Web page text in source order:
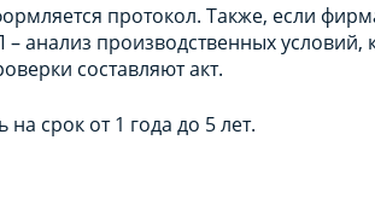
протокол. Также, если
анализ производственных условий,
составляют акт.
срок от 1 года до 5 лет.